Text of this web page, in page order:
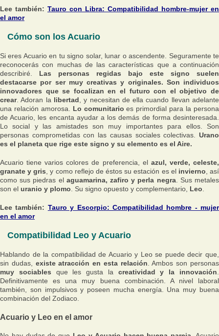
Lee también: Tauro con Libra: Compatibilidad hombre-mujer en
el amor
Cómo son los Acuario
Si eres Acuario en tu signo solar, lunar o ascendente. Seguramente te
reconocerás con muchas de las características que a continuación
describiré. Las personas regidas bajo este signo suelen
destacarse por ser muy creativas y originales. Son individuos
innovadores que se focalizan en el futuro con el objetivo de
crear. Adoran la libertad , y necesitan de ella cuando llevan adelante
una relación amorosa. Lo comunitario es primordial para la persona
de Acuario, les encanta ayudar a los demás de forma desinteresada.
Lo social y las amistades son muy importantes para ellos. Son
personas comprometidas con las causas sociales colectivas. Urano
es el planeta que rige este signo y su elemento es el Aire.
Acuario tiene varios colores de preferencia, el azul, verde, celeste,
granate y gris , y como reflejo de éstos su estación es el invierno , así
como sus piedras el aguamarina, zafiro y perla negra. Sus metales
son el uranio y plomo . Su signo opuesto y complementario, Leo
Lee también: Tauro y Escorpio: Compatibilidad hombre - mujer
en el amor
Compatibilidad Leo y Acuario
Hablando de la compatibilidad de Acuario y Leo se puede decir que,
sin dudas, existe atracción en esta relación . Ambos son personas
muy sociables que les gusta la creatividad y la innovación
Definitivamente es una muy buena combinación. A nivel laboral
también, son impulsivos y poseen mucha energía. Una muy buena
combinación del Zodiaco.
Acuario y Leo en el amor